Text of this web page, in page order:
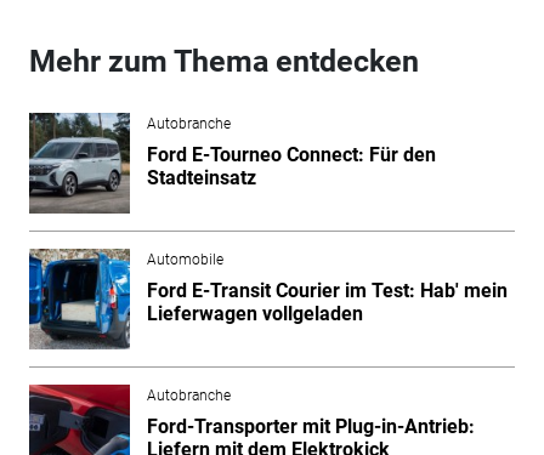
Mehr zum Thema entdecken
Autobranche
Ford E-Tourneo Connect: Für den
Stadteinsatz
Automobile
Ford E-Transit Courier im Test: Hab' mein
Lieferwagen vollgeladen
Autobranche
Ford-Transporter mit Plug-in-Antrieb:
Liefern mit dem Elektrokick